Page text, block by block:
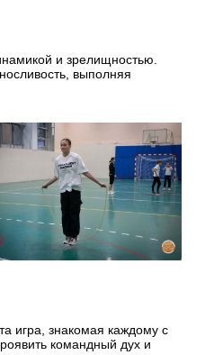
и зрелищностью.
выполняя
игра, знакомая каждому с
командный дух и